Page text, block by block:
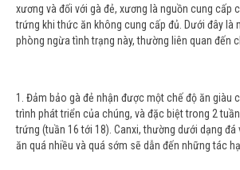
xương và đối với gà đẻ, xương là nguồn cung cấp
trứng khi thức ăn không cung cấp đủ. Dưới đây là
phòng ngừa tình trạng này, thường liên quan đến
1. Đảm bảo gà đẻ nhận được một chế độ ăn giàu
trình phát triển của chúng, và đặc biệt trong 2
trứng (tuần 16 tới 18). Canxi, thường dưới dạng
ăn quá nhiều và quá sớm sẽ dẫn đến những tác